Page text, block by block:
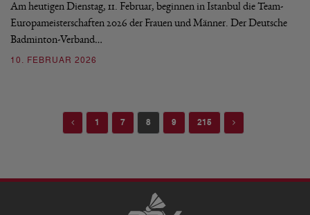
Am heutigen Dienstag, 11. Februar, beginnen in Istanbul die Team-
Europameisterschaften 2026 der Frauen und Männer. Der Deutsche
Badminton-Verband…
10. FEBRUAR 2026
Previous
1 7 8 9 215 Next